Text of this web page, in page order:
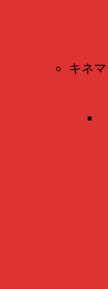
キネマ